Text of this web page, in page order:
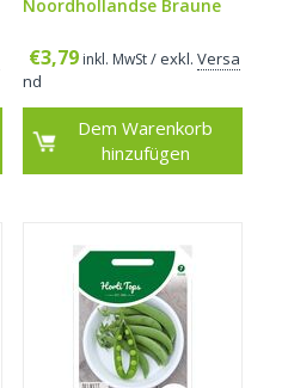
Noordhollandse Braune
€3,79 inkl. MwSt / exkl. Versa
nd
Dem Warenkorb
hinzufügen